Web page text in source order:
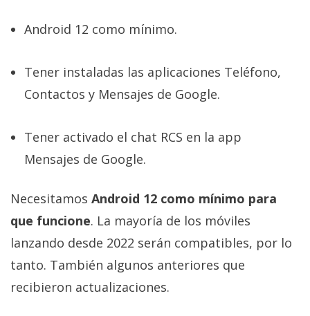
Android 12 como mínimo.
Tener instaladas las aplicaciones Teléfono,
Contactos y Mensajes de Google.
Tener activado el chat RCS en la app
Mensajes de Google.
Necesitamos Android 12 como mínimo para
que funcione. La mayoría de los móviles
lanzando desde 2022 serán compatibles, por lo
tanto. También algunos anteriores que
recibieron actualizaciones.